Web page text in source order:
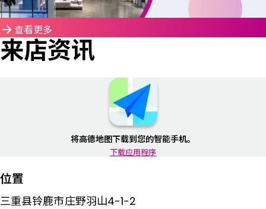
查看更多
来店资讯
位置
三重县铃鹿市庄野羽山4-1-2
将高德地图下载到您的智能手机。
下载应用程序